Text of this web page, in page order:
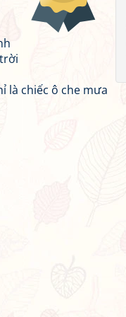
là chiếc ô che mưa